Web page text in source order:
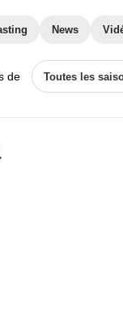
News
de Toutes les